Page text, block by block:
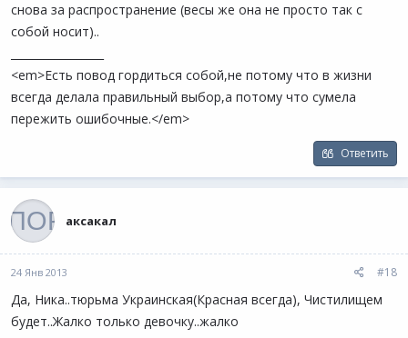
снять статью за употребление я везде ездила с ней.И на
занятия ходила с ней.Говорили там всякий бред. Видела и
дерут деньги якобы за лечение. Тогда я поняла,что если она
сама не захочет это бросить НИКТО и НИКОГДА ей не
поможет!!!!!!!! Как я понимаю на данный момент она не хочет.
снова за распространение (весы же она не просто так с
собой носит)..
<em>Есть повод гордиться собой,не потому что в жизни
всегда делала правильный выбор,а потому что сумела
пережить ошибочные.</em>
Ответить
аксакал
24 Янв 2013 #18
Да, Ника..тюрьма Украинская(Красная всегда), Чистилищем
будет..Жалко только девочку..жалко